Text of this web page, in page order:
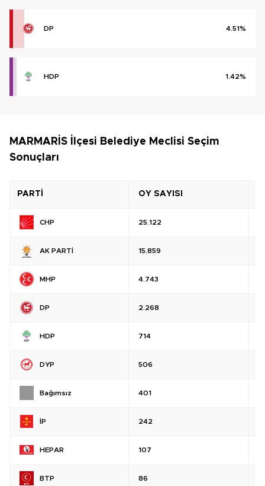
DP 4.51%
HDP 1.42%
MARMARİS İlçesi Belediye Meclisi Seçim
Sonuçları
PARTİ OY SAYISI
CHP 25.122
AK PARTİ 15.859
MHP 4.743
DP 2.268
HDP 714
DYP 506
Bağımsız 401
İP 242
HEPAR 107
BTP 86